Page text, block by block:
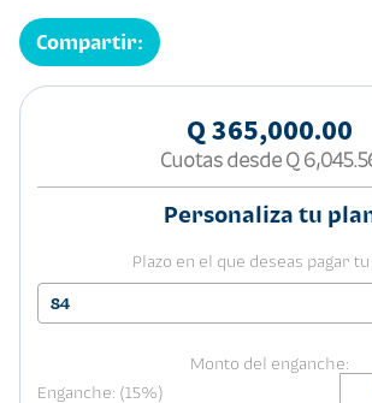
Compartir:
Q 365,000.00
Cuotas desde Q
Personaliza tu
Plazo en el que deseas pagar
84
Monto del enganche:
Enganche: (15%)